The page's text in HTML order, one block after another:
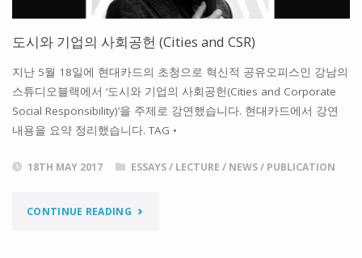
도
도
재
향
도시와 기업의 사회공헌 (Cities and CSR)
지난 5월 18일에 현대카드의 초청으로 혁신적 공유오피스인 강남의
스튜디오블랙에서 ‘도시와 기업의 사회공헌(Cities and Corporate
Social Responsibility)’을 주제로 강연했습니다. 현대카드에서 강연
내용을 요약 정리했습니다. TAG •
18TH MAY 2017 ESSAYS/ LECTURE / NEWS/ PUBLICATION
CONTINUE READING"도